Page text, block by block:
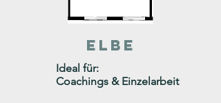
ELBE
Ideal für:
Coachings & Einzelarbeit